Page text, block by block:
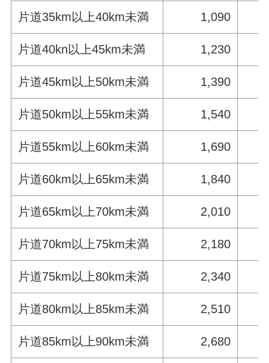
片道35km以上40km未満 1,090
片道40kn以上45km未満 1,230
片道45km以上50km未満 1,390
片道50km以上55km未満 1,540
片道55km以上60km未満 1,690
片道60km以上65km未満 1,840
片道65km以上70km未満 2,010
片道70km以上75km未満 2,180
片道75km以上80km未満 2,340
片道80km以上85km未満 2,510
片道85km以上90km未満 2,680